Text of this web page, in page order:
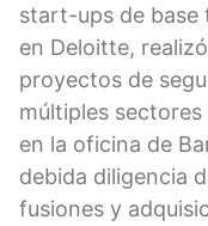
start-ups de base
en Deloitte,
proyectos de
múltiples
en la oficina de
debida diligencia
fusiones y